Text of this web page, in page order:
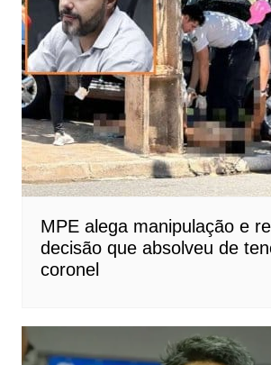
MPE alega manipulação e
decisão que absolveu de
coronel